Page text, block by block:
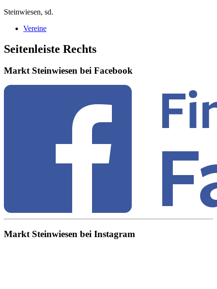
Steinwiesen, sd.
Vereine
Seitenleiste Rechts
Markt Steinwiesen bei Facebook
Markt Steinwiesen bei Instagram